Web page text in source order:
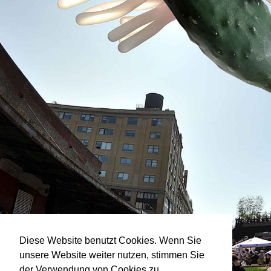
Diese Website benutzt Cookies. Wenn Sie
unsere Website weiter nutzen, stimmen Sie